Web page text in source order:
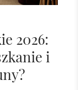
2026:
i